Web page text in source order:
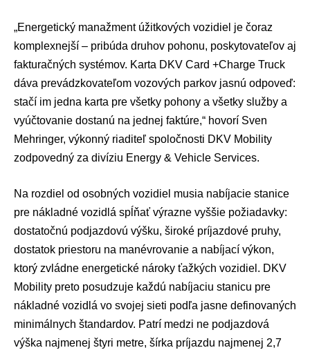
„Energetický manažment úžitkových vozidiel je čoraz
komplexnejší – pribúda druhov pohonu, poskytovateľov aj
fakturačných systémov. Karta DKV Card +Charge Truck
dáva prevádzkovateľom vozových parkov jasnú odpoveď:
stačí im jedna karta pre všetky pohony a všetky služby a
vyúčtovanie dostanú na jednej faktúre,“ hovorí Sven
Mehringer, výkonný riaditeľ spoločnosti DKV Mobility
zodpovedný za divíziu Energy & Vehicle Services.
Na rozdiel od osobných vozidiel musia nabíjacie stanice
pre nákladné vozidlá spĺňať výrazne vyššie požiadavky:
dostatočnú podjazdovú výšku, široké príjazdové pruhy,
dostatok priestoru na manévrovanie a nabíjací výkon,
ktorý zvládne energetické nároky ťažkých vozidiel. DKV
Mobility preto posudzuje každú nabíjaciu stanicu pre
nákladné vozidlá vo svojej sieti podľa jasne definovaných
minimálnych štandardov. Patrí medzi ne podjazdová
výška najmenej štyri metre, šírka príjazdu najmenej 2,7